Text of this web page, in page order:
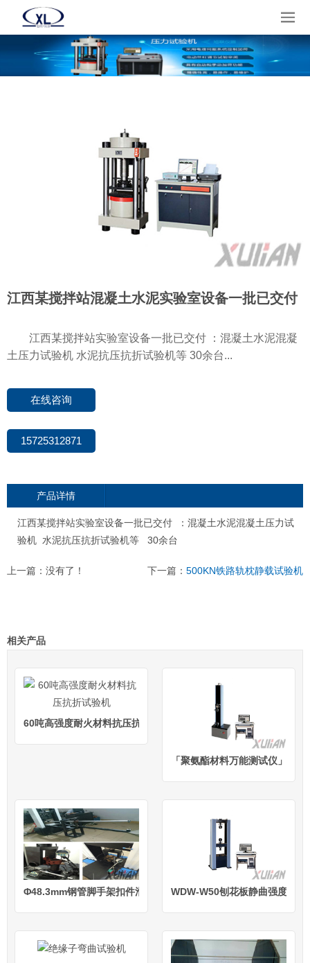
江西某搅拌站混凝土水泥实验室设备一批已交付
江西某搅拌站实验室设备一批已交付 ：混凝土水泥混凝
土压力试验机 水泥抗压抗折试验机等 30余台...
在线咨询
15725312871
产品详情
江西某搅拌站实验室设备一批已交付 ：混凝土水泥混凝土压力试
验机 水泥抗压抗折试验机等 30余台
上一篇：没有了！ 下一篇： 500KN铁路轨枕静载试验机
相关产品
60吨高强度耐火材料抗压抗折试验机
「聚氨酯材料万能测试仪」
Φ48.3mm钢管脚手架扣件滑移破坏检测试验机WDW-W50刨花板静曲强度检测